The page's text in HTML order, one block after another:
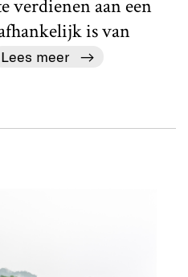
verdienen aan een
is van
Lees meer